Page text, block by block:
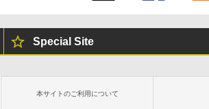
Special Site
本サイトのご利用について